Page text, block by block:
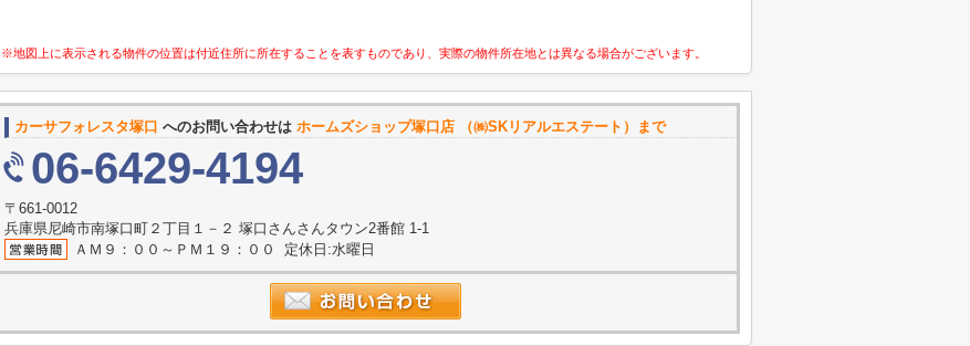
※地図上に表示される物件の位置は付近住所に所在することを表すものであり、実際の物件所在地とは異なる場合がございます。
カーサフォレスタ塚口 へのお問い合わせは ホームズショップ塚口店 （㈱SKリアルエステート）まで
06-6429-4194
〒661-0012
兵庫県尼崎市南塚口町２丁目１－２ 塚口さんさんタウン2番館 1-1
ＡＭ９：００～ＰＭ１９：００ 定休日:水曜日